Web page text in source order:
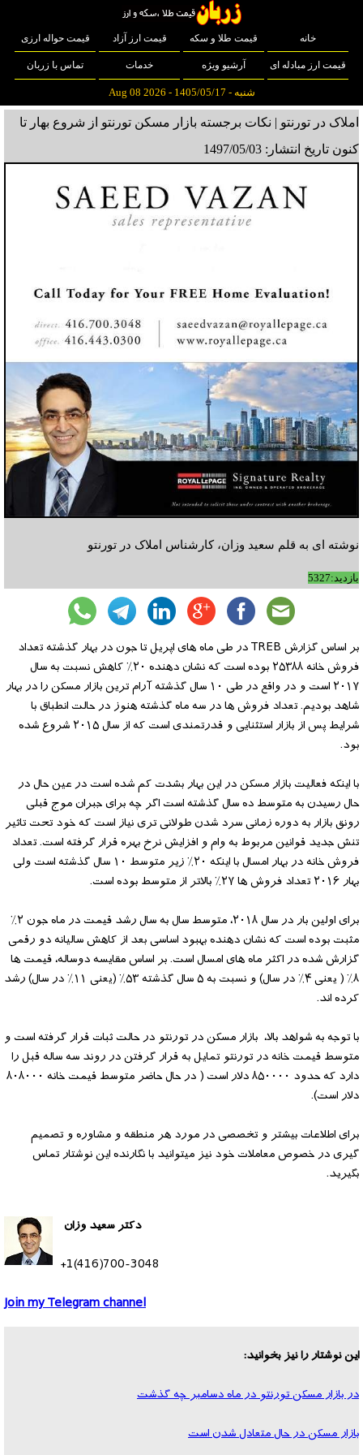
خانه قیمت طلا و سکه قیمت ارز آزاد قیمت حواله ارزی
قیمت ارز مبادله ای آرشیو ویژه خدمات تماس با زربان
شنبه - 1405/05/17 - Aug 08 2026
املاک در تورنتو | نکات برجسته بازار مسکن تورنتو از شروع بهار تا
کنون تاریخ انتشار: 1497/05/03
نوشته ای به قلم سعید وزان، کارشناس املاک در تورنتو
بازدید:5327
بر اساس گزارش TREB در طی ماه های اپریل تا جون در بهار گذشته تعداد
فروش خانه ۲۵۳۸۸ بوده است که نشان دهنده ۲۰‎٪ کاهش نسبت به سال
۲۰۱۷ است و در واقع در طی ۱۰ سال گذشته آرام ترین بازار مسکن را در بهار
شاهد بودیم. تعداد فروش ها در سه ماه گذشته هنوز در حالت انطباق با
شرایط پس از بازار استثنایی و قدرتمندی است که از سال ۲۰۱۵ شروع شده
بود.
با اینکه فعالیت بازار مسکن در این بهار بشدت کم شده است در عین حال در
حال رسیدن به متوسط ده سال گذشته است اگر چه برای جبران موج قبلی
رونق بازار به دوره زمانی سرد شدن طولانی تری نیاز است که خود تحت تاثیر
تنش جدید قوانین مربوط به وام و افزایش نرخ بهره قرار گرفته است. تعداد
فروش خانه در بهار امسال با اینکه ۲۰‎٪ زیر متوسط ۱۰ سال گذشته است ولی
بهار ۲۰۱۶ تعداد فروش ها ۲۷‎٪ بالاتر از متوسط بوده است.
برای اولین بار در سال ۲۰۱۸، متوسط سال به سال رشد قیمت در ماه جون ۲‎٪
مثبت بوده است که نشان دهنده بهبود اساسی بعد از کاهش سالیانه دو رقمی
گزارش شده در اکثر ماه های امسال است. بر اساس مقایسه دو‌ساله، قیمت ها
۸‎٪ ( یعنی ۴‎٪ در سال) و نسبت به ۵ سال گذشته ۵۳‎٪ (یعنی ۱۱‎٪ در سال) رشد
کرده اند.
با توجه به شواهد بالا، بازار مسکن در تورنتو در حالت ثبات قرار گرفته است و
متوسط قیمت خانه در تورنتو تمایل به قرار گرفتن در روند سه ساله قبل را
دارد که حدود ۸۵۰۰۰۰ دلار است ( در حال حاضر متوسط قیمت خانه ۸۰۸۰۰۰
دلار است).
برای اطلاعات بیشتر و تخصصی در مورد هر منطقه و مشاوره و تصمیم
گیری در خصوص معاملات خود نیز میتوانید با نگارنده این نوشتار تماس
بگیرید.
دکتر سعید وزان
+1(416)700-3048
Join my Telegram channel
این نوشتار را نیز بخوانید:
در بازار مسکن تورنتو در ماه دسامبر چه گذشت
بازار مسکن در حال متعادل شدن است